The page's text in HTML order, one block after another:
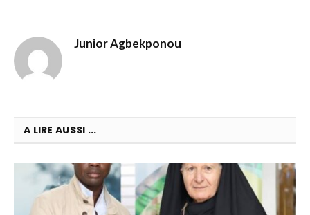
Junior Agbekponou
A LIRE AUSSI ...